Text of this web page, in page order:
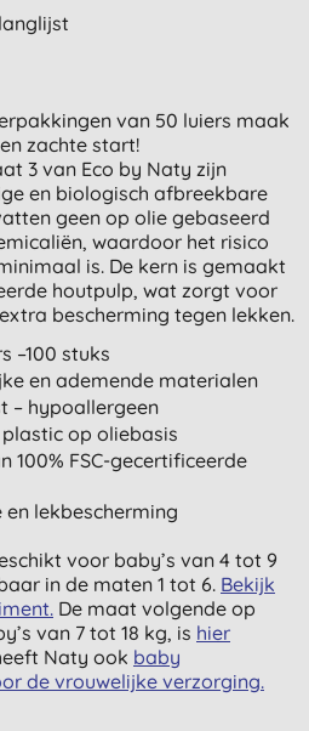
van 50 luiers maak
zachte start!
3 van Eco by Naty zijn
en biologisch afbreekbare
geen op olie gebaseerd
waardoor het risico
is. De kern is gemaakt
houtpulp, wat zorgt voor
bescherming tegen lekken.
–100 stuks
en ademende materialen
– hypoallergeen
op oliebasis
100% FSC-gecertificeerde
lekbescherming
voor baby’s van 4 tot 9
in de maten 1 tot 6. Bekijk
De maat volgende op
van 7 tot 18 kg, is hier
Naty ook baby
de vrouwelijke verzorging.